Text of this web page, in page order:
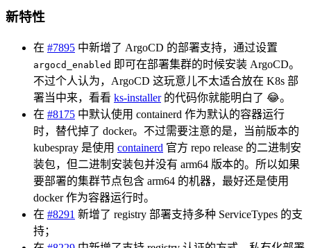
新特性
在 #7895 中新增了 ArgoCD 的部署支持，通过设置
argocd_enabled 即可在部署集群的时候安装 ArgoCD。
不过个人认为，ArgoCD 这玩意儿不太适合放在 K8s 部
署当中来，看看 ks-installer的代码你就能明白了 😂。
在 #8175 中默认使用 containerd 作为默认的容器运行
时，替代掉了 docker。不过需要注意的是，当前版本的
kubespray 是使用 containerd 官方 repo release 的二进制安
装包，但二进制安装包并没有 arm64 版本的。所以如果
要部署的集群节点包含 arm64 的机器，最好还是使用
docker 作为容器运行时。
在 #8291 新增了 registry 部署支持多种 ServiceTypes 的支
持；